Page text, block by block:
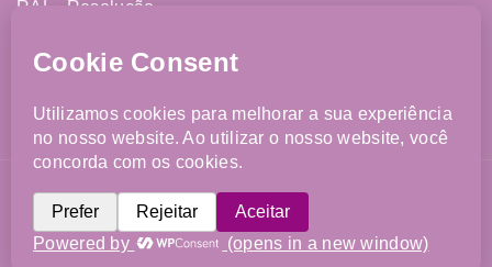
RAL - Resolução
Livro de Reclamações
©2026 FJCM. Todos os direitos reservados. Website
desenvolvido porImparpower